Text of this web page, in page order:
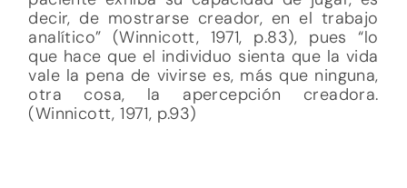
decir, de mostrarse creador, en el trabajo
analítico” (Winnicott, 1971, p.83), pues “lo
que hace que el individuo sienta que la vida
vale la pena de vivirse es, más que ninguna,
otra cosa, la apercepción creadora.
(Winnicott, 1971, p.93)